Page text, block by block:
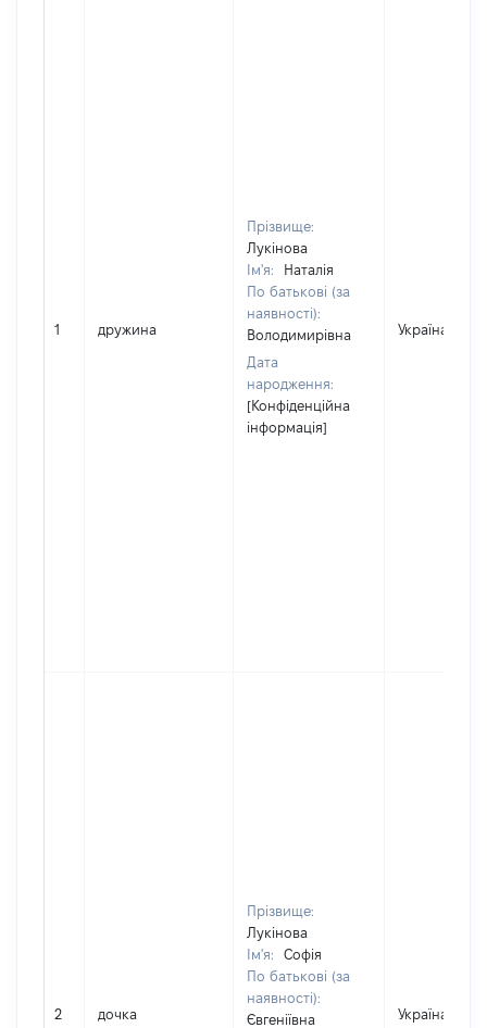
1 дружина
Прізвище:
Лукінова
Ім'я:
Наталія
По батькові (за
наявності):
Володимирівна
Дата
народження:
[Конфіденційна
інформація]
Україна
2 дочка
Прізвище:
Лукінова
Ім'я:
Софія
По батькові (за
наявності):
Євгеніївна
Україна